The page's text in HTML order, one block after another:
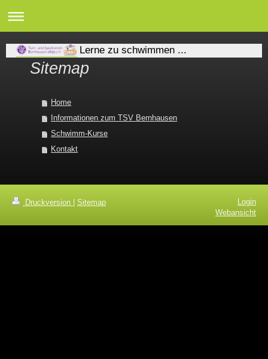
Lerne zu schwimmen ...
Sitemap
Home
Informationen zum TSV Bernhausen
Schwimm-Kurse
Kontakt
Druckversion Sitemap
Login
Webansicht